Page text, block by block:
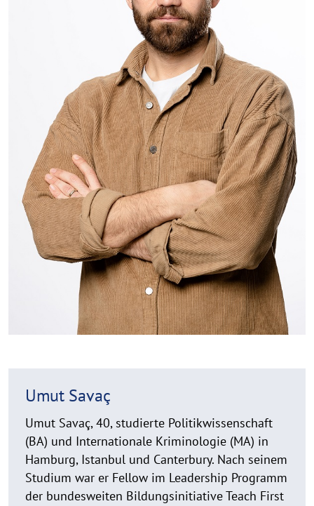
Umut Savaç
Umut Savaç, 40, studierte Politikwissenschaft
(BA) und Internationale Kriminologie (MA) in
Hamburg, Istanbul und Canterbury. Nach seinem
Studium war er Fellow im Leadership Programm
der bundesweiten Bildungsinitiative Teach First